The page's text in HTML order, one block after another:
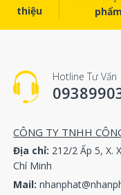
Cảm biến máy nén
Cảm biến máy nén
Cảm biến máy nén
Cảm biến máy nén
thiệu
phẩm
Hotline Tư Vấn
CÔNG TY TNHH
Địa chỉ: 212/2 Ấp 5, X.
Chí Minh
Mail: